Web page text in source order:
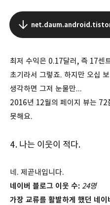
최저 수익은 0.17달러, 즉 17센
초기라서 그렇죠. 하지만 오십
생각하면 그저 눈물만...
2016년 12월의 페이지 뷰는
못해요.
4. 나는 이웃이 적다.
네. 제곧내입니다.
네이버 블로그 이웃 수: 24명
가장 교류를 활발하게 했던 네이